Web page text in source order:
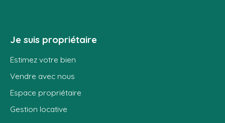
Je suis propriétaire
Estimez votre bien
Vendre avec nous
Espace propriétaire
Gestion locative